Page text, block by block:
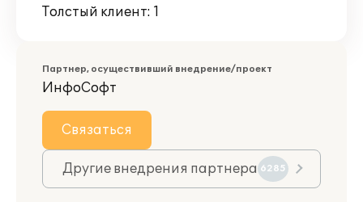
Толстый клиент: 1
Партнер, осуществивший внедрение/проект
ИнфоСофт
Связаться
Другие внедрения партнера 6285